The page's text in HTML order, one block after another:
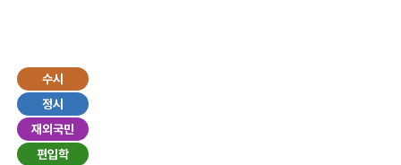
수시
정시
재외국민
편입학